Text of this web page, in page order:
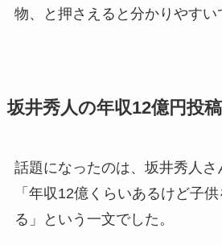
物、と押さえると分かりやすい
坂井秀人の年収12億円投
話題になったのは、坂井秀人さ
「年収12億くらいあるけど子
る」という一文でした。